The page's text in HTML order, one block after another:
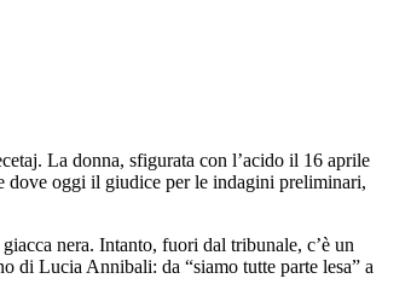
La donna, sfigurata con l’acido il 16 aprile
dove oggi il giudice per le indagini preliminari,
nera. Intanto, fuori dal tribunale, c’è un
di Lucia Annibali: da “siamo tutte parte lesa” a